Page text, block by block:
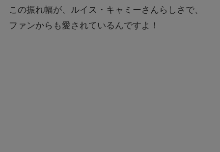
この振れ幅が、ルイス・キャミーさんらしさで、
ファンからも愛されているんですよ！